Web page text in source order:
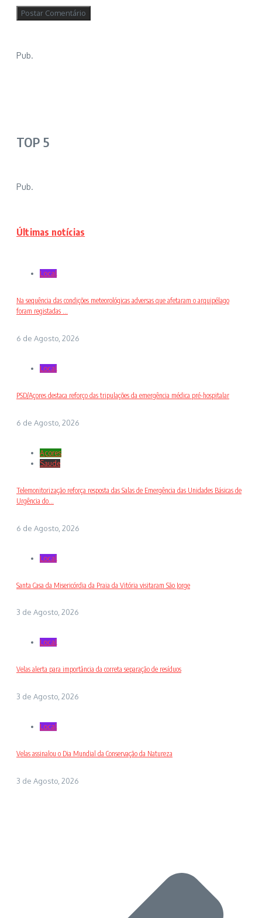
Pub.
TOP 5
Pub.
Últimas notícias
Local
Na sequência das condições meteorológicas adversas que afetaram o arquipélago
foram registadas ...
6 de Agosto, 2026
Local
PSD/Açores destaca reforço das tripulações da emergência médica pré-hospitalar
6 de Agosto, 2026
Açores
Saude
Telemonitorização reforça resposta das Salas de Emergência das Unidades Básicas de
Urgência do...
6 de Agosto, 2026
Local
Santa Casa da Misericórdia da Praia da Vitória visitaram São Jorge
3 de Agosto, 2026
Local
Velas alerta para importância da correta separação de resíduos
3 de Agosto, 2026
Local
Velas assinalou o Dia Mundial da Conservação da Natureza
3 de Agosto, 2026